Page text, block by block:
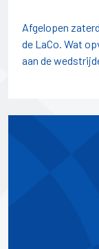
Afgelopen
de LaCo. Wat
aan de